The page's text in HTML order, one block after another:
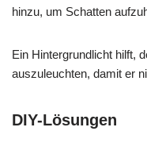
hinzu, um Schatten
Ein Hintergrundlicht hilft,
auszuleuchten, damit er
DIY-Lösungen